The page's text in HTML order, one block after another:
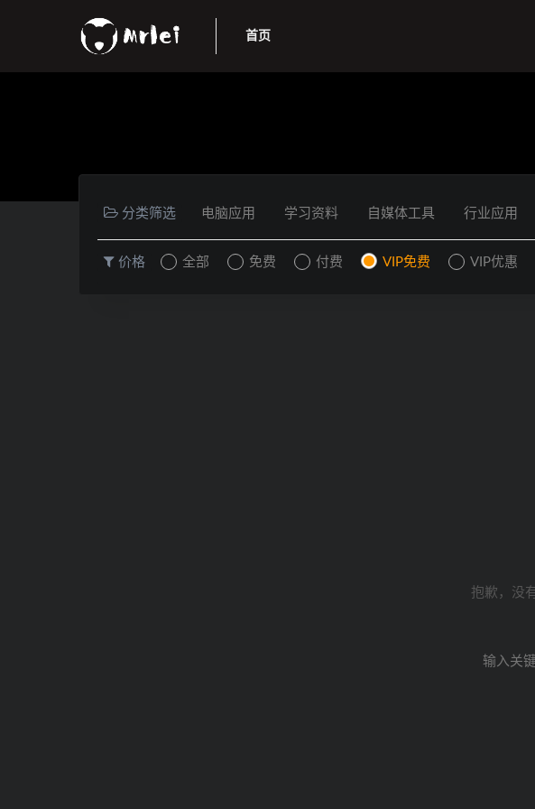
首页
分类筛选 电脑应用 学习资料 自媒体工具 行业应用
价格 全部 免费 付费 VIP免费 VIP优惠
抱歉，没